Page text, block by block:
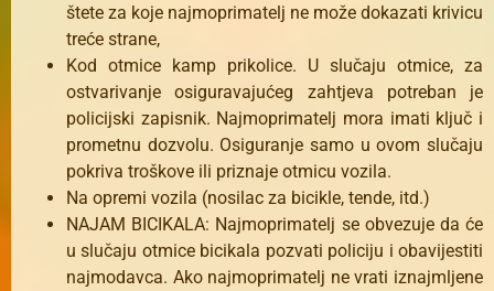
štete za koje najmoprimatelj ne može dokazati krivicu
treće strane,
Kod otmice kamp prikolice. U slučaju otmice, za
ostvarivanje osiguravajućeg zahtjeva potreban je
policijski zapisnik. Najmoprimatelj mora imati ključ i
prometnu dozvolu. Osiguranje samo u ovom slučaju
pokriva troškove ili priznaje otmicu vozila.
Na opremi vozila (nosilac za bicikle, tende, itd.)
NAJAM BICIKALA: Najmoprimatelj se obvezuje da će
u slučaju otmice bicikala pozvati policiju i obavijestiti
najmodavca. Ako najmoprimatelj ne vrati iznajmljene